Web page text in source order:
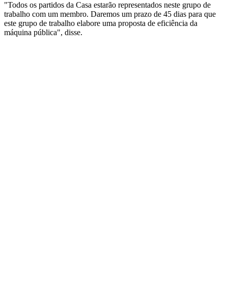
"Todos os partidos da Casa estarão representados neste grupo de
trabalho com um membro. Daremos um prazo de 45 dias para que
este grupo de trabalho elabore uma proposta de eficiência da
máquina pública", disse.